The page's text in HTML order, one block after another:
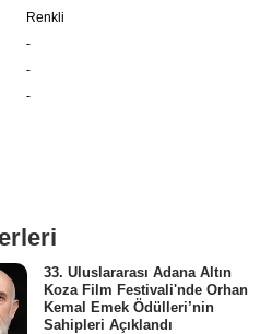
Renkli
-
-
-
33. Uluslararası Adana Altın
Koza Film Festivali'nde Orhan
Kemal Emek Ödülleri’nin
Sahipleri Açıklandı